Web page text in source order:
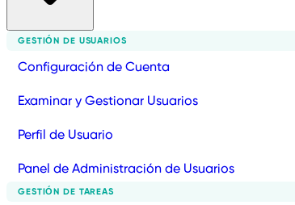
GESTIÓN DE USUARIOS
Configuración de Cuenta
Examinar y Gestionar Usuarios
Perfil de Usuario
Panel de Administración de Usuarios
GESTIÓN DE TAREAS